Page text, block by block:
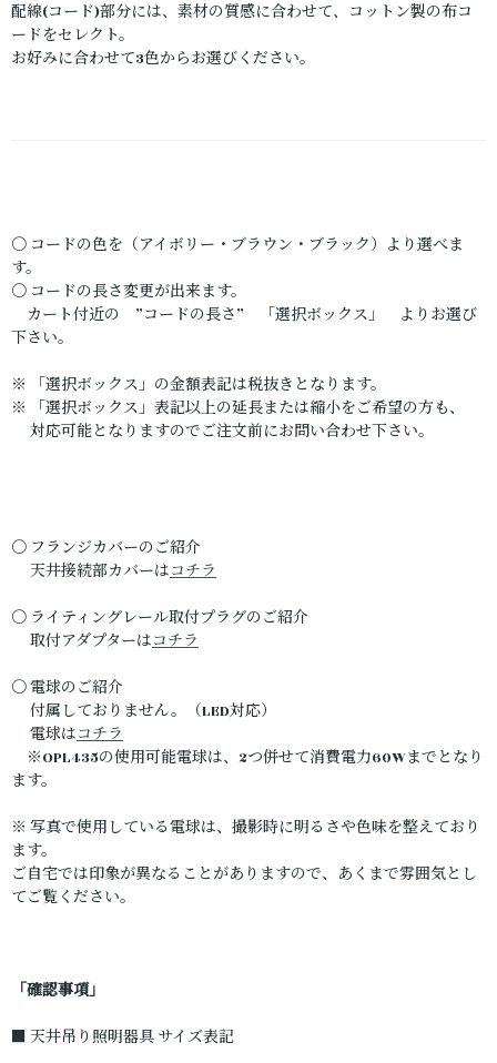
配線(コード)部分には、素材の質感に合わせて、コットン製の布コ
ードをセレクト。
お好みに合わせて3色からお選びください。
〇 コードの色を（アイボリー・ブラウン・ブラック）より選べま
す。
〇 コードの長さ変更が出来ます。
カート付近の ”コードの長さ” 「選択ボックス」 よりお選び
下さい。
※ 「選択ボックス」の金額表記は税抜きとなります。
※ 「選択ボックス」表記以上の延長または縮小をご希望の方も、
対応可能となりますのでご注文前にお問い合わせ下さい。
〇 フランジカバーのご紹介
天井接続部カバーはコチラ
〇 ライティングレール取付プラグのご紹介
取付アダプターはコチラ
〇 電球のご紹介
付属しておりません。（LED対応）
電球はコチラ
※OPL435の使用可能電球は、2つ併せて消費電力60Wまでとなり
ます。
※ 写真で使用している電球は、撮影時に明るさや色味を整えており
ます。
ご自宅では印象が異なることがありますので、あくまで雰囲気とし
てご覧ください。
「確認事項」
■ 天井吊り照明器具 サイズ表記